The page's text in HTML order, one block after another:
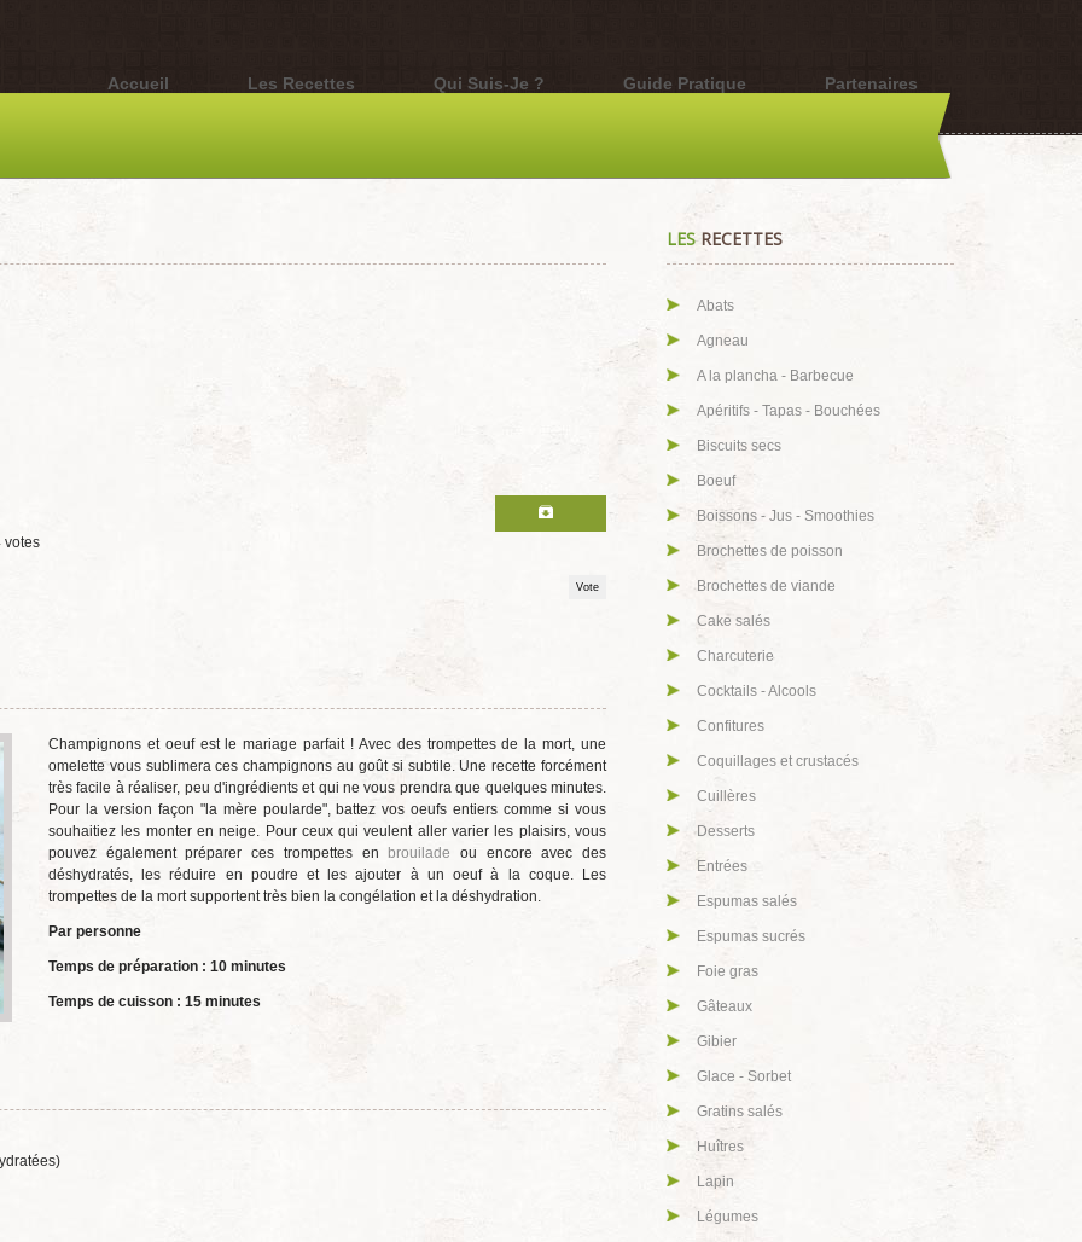
Accueil Les Recettes Qui Suis-Je ? Guide Pratique Partenaires
votes
Champignons et oeuf est le mariage parfait ! Avec des trompettes de la mort, une
omelette vous sublimera ces champignons au goût si subtile. Une recette forcément
très facile à réaliser, peu d'ingrédients et qui ne vous prendra que quelques minutes.
Pour la version façon "la mère poularde", battez vos oeufs entiers comme si vous
souhaitiez les monter en neige. Pour ceux qui veulent aller varier les plaisirs, vous
pouvez également préparer ces trompettes en
brouilade ou encore avec des
déshydratés, les réduire en poudre et les ajouter à un oeuf à la coque. Les
trompettes de la mort supportent très bien la congélation et la déshydration.
Par personne
Temps de préparation : 10 minutes
Temps de cuisson : 15 minutes
LESRECETTES
Abats
Agneau
A la plancha - Barbecue
Apéritifs - Tapas - Bouchées
Biscuits secs
Boeuf
Boissons - Jus - Smoothies
Brochettes de poisson
Brochettes de viande
Cake salés
Charcuterie
Cocktails - Alcools
Confitures
Coquillages et crustacés
Cuillères
Desserts
Entrées
Espumas salés
Espumas sucrés
Foie gras
Gâteaux
Gibier
Glace - Sorbet
Gratins salés
Huîtres
Lapin
Légumes